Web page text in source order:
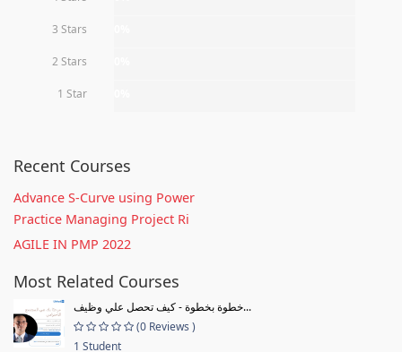
3 Stars
2 Stars
1 Star
Recent Courses
Advance S-Curve using Power
Practice Managing Project Ri
AGILE IN PMP 2022
Most Related Courses
خطوة بخطوة - كيف تحصل علي وظيف...
(0 Reviews )
1 Student